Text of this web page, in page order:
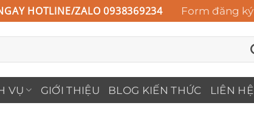
HOTLINE/ZALO 0938369234 Form đăng ký
VỤ GIỚI THIỆU BLOG KIẾN THỨC LIÊN HỆ